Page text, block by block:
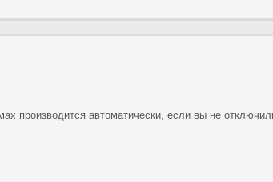
производится автоматически, если вы не